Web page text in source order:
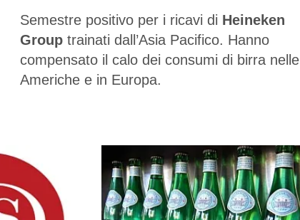
Semestre positivo per i ricavi di Heineken
Group trainati dall’Asia Pacifico. Hanno
compensato il calo dei consumi di birra nelle
Americhe e in Europa.